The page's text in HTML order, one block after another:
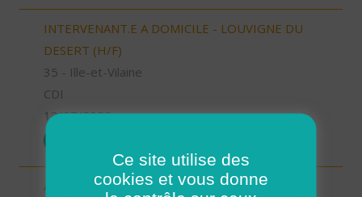
INTERVENANT.E A DOMICILE - LOUVIGNE DU
DESERT (H/F)
35 - Ille-et-Vilaine
CDI
13/07/2026
Aide à domicile Cléon d'Andran (H/F)
Ce site utilise des
cookies et vous donne